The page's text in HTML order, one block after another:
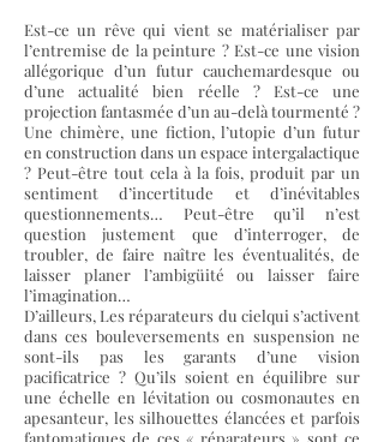
Est-ce un rêve qui vient se matérialiser par
l’entremise de la peinture ? Est-ce une vision
allégorique d’un futur cauchemardesque ou
d’une actualité bien réelle ? Est-ce une
projection fantasmée d’un au-delà tourmenté ?
Une chimère, une fiction, l’utopie d’un futur
en construction dans un espace intergalactique
? Peut-être tout cela à la fois, produit par un
sentiment d’incertitude et d’inévitables
questionnements… Peut-être qu’il n’est
question justement que d’interroger, de
troubler, de faire naître les éventualités, de
laisser planer l’ambigüité ou laisser faire
l’imagination…
D’ailleurs, Les réparateurs du cielqui s’activent
dans ces bouleversements en suspension ne
sont-ils pas les garants d’une vision
pacificatrice ? Qu’ils soient en équilibre sur
une échelle en lévitation ou cosmonautes en
apesanteur, les silhouettes élancées et parfois
fantomatiques de ces « réparateurs » sont ce